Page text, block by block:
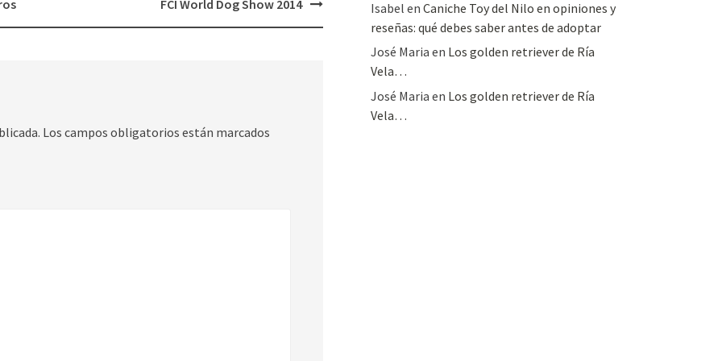
FCI World Dog Show 2014
Los campos obligatorios están marcados
Isabel en Caniche Toy del Nilo en opiniones y
reseñas: qué debes saber antes de adoptar
José Maria en Los golden retriever de Ría
Vela…
José Maria en Los golden retriever de Ría
Vela…